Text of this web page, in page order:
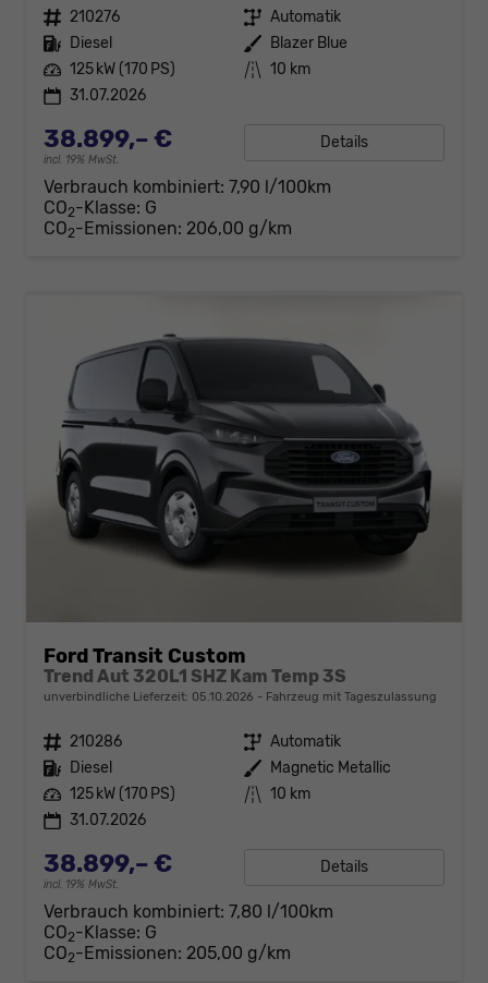
Fahrzeugnr. 210276 Getriebe Automatik
Kraftstoff Diesel Außenfarbe Blazer Blue
Leistung 125 kW (170 PS) Kilometerstand 10 km
31.07.2026
38.899,– €
incl. 19% MwSt.
Details
Verbrauch kombiniert: 7,90 l/100km
CO2-Klasse: G
CO2-Emissionen: 206,00 g/km
Ford Transit Custom
Trend Aut 320L1 SHZ Kam Temp 3S
unverbindliche Lieferzeit: 05.10.2026 Fahrzeug mit Tageszulassung
Fahrzeugnr. 210286 Getriebe Automatik
Kraftstoff Diesel Außenfarbe Magnetic Metallic
Leistung 125 kW (170 PS) Kilometerstand 10 km
31.07.2026
38.899,– €
incl. 19% MwSt.
Details
Verbrauch kombiniert: 7,80 l/100km
CO2-Klasse: G
CO2-Emissionen: 205,00 g/km